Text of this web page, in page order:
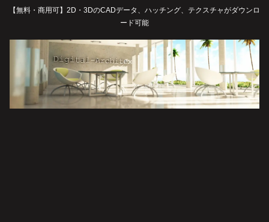
【無料・商用可】2D・3DのCADデータ、ハッチング、テクスチャがダウンロ
ード可能